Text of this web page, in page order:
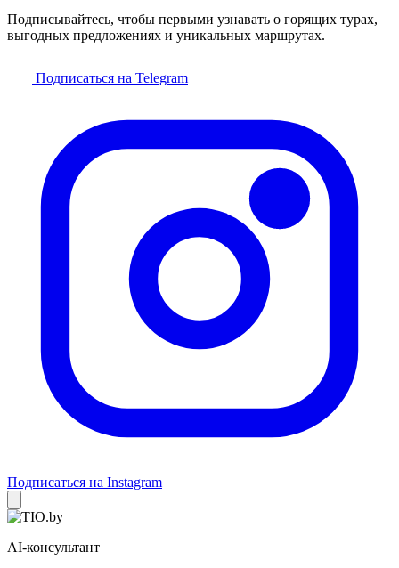
Подписывайтесь, чтобы первыми узнавать о горящих турах,
выгодных предложениях и уникальных маршрутах.
Подписаться на Telegram
Подписаться на Instagram
AI-консультант